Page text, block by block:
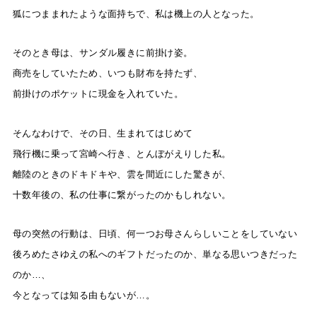
狐につままれたような面持ちで、私は機上の人となった。
そのとき母は、サンダル履きに前掛け姿。
商売をしていたため、いつも財布を持たず、
前掛けのポケットに現金を入れていた。
そんなわけで、その日、生まれてはじめて
飛行機に乗って宮崎へ行き、とんぼがえりした私。
離陸のときのドキドキや、雲を間近にした驚きが、
十数年後の、私の仕事に繋がったのかもしれない。
母の突然の行動は、日頃、何一つお母さんらしいことをしていない
後ろめたさゆえの私へのギフトだったのか、単なる思いつきだった
のか…、
今となっては知る由もないが…。